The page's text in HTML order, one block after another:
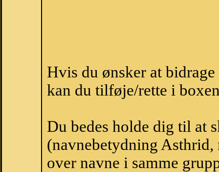
Hvis du ønsker at
kan du tilføje/rette i
Du bedes holde dig til at
(navnebetydning
over navne i samme